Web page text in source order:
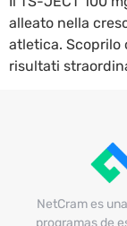
alleato nella
atletica. Scoprilo
risultati
NetCram es